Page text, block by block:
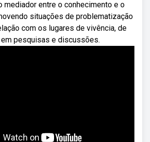
mediador entre o conhecimento e o
situações de problematização
com os lugares de vivência, de
pesquisas e discussões.